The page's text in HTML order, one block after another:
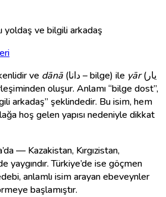
yoldaş ve bilgili arkadaş
ve dānā (دانا – bilge) ile yār(یار
oluşur. Anlamı “bilge dost”,
arkadaş” şeklindedir. Bu isim, hem
hoş gelen yapısı nedeniyle dikkat
— Kazakistan, Kırgızistan,
yaygındır. Türkiye’de ise göçmen
anlamlı isim arayan ebeveynler
başlamıştır.